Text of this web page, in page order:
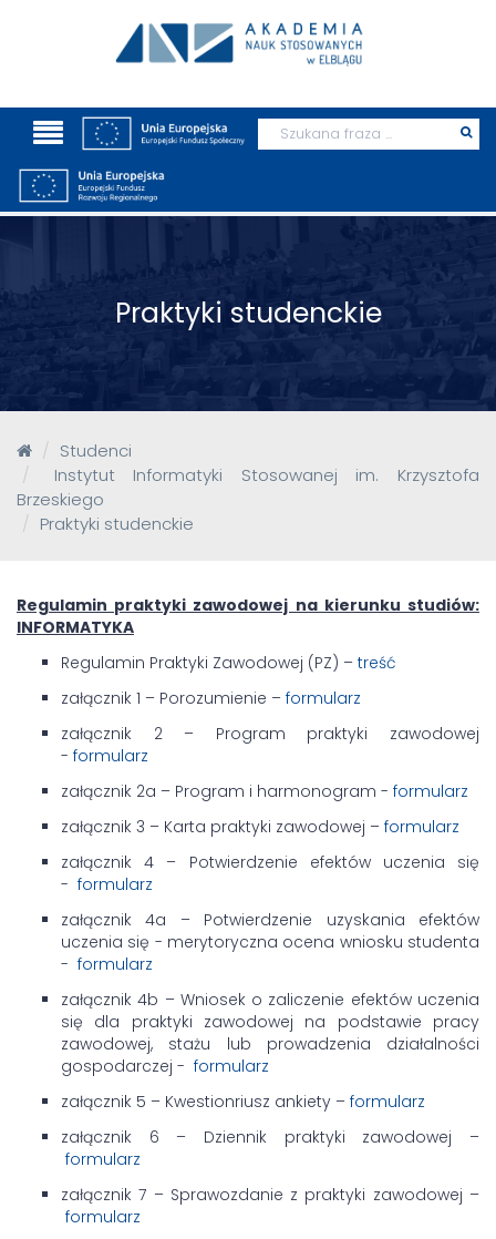
Wyszukaj
Praktyki studenckie
Studenci
Instytut Informatyki Stosowanej im. Krzysztofa
Brzeskiego
Praktyki studenckie
Regulamin praktyki zawodowej na kierunku studiów:
INFORMATYKA
Regulamin Praktyki Zawodowej (PZ) – treść
załącznik 1 – Porozumienie – formularz
załącznik 2 – Program praktyki zawodowej
- formularz
załącznik 2a – Program i harmonogram - formularz
załącznik 3 – Karta praktyki zawodowej – formularz
załącznik 4 – Potwierdzenie efektów uczenia się
- formularz
załącznik 4a – Potwierdzenie uzyskania efektów
uczenia się - merytoryczna ocena wniosku studenta
- formularz
załącznik 4b – Wniosek o zaliczenie efektów uczenia
się dla praktyki zawodowej na podstawie pracy
zawodowej, stażu lub prowadzenia działalności
gospodarczej - formularz
załącznik 5 – Kwestionriusz ankiety – formularz
załącznik 6 – Dziennik praktyki zawodowej –
formularz
załącznik 7 – Sprawozdanie z praktyki zawodowej –
formularz